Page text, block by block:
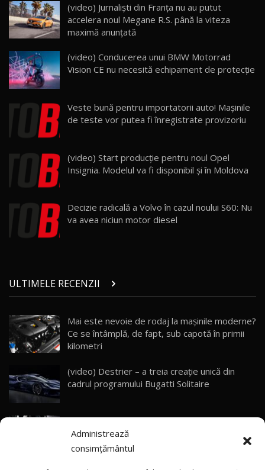
Administrează
consimțământul
22
Noua Mazda 6e / Test Drive AutoBlog.MD
26:59
23
Lynk & Co 01 / Test Drive AutoBlog.MD
25:19
ZEEKR 009: Cel mai Performant și Confortabil
Van Electric Testat în Moldova / AutoBlog.MD
26:38
mai Exclusiv și Puternic Defender Testat în
Moldova
32:21
AutoBlog.MD
10:57
28
Noul Geely Monjaro 2025! Mai ieftin și mai
dotat / Test Drive AutoBlog.MD
29
ZEEKR 9X - PRIMUL TEST DRIVE ÎN ROMÂNĂ!
CUM SE CONDUCE?
33:40
30
Primele impresii despre BYD Seal U DM-i,
Sealion 7 și Seal 5 DM-i / Test Drive
AutoBlog.MD
13:56
(video) Jurnalişti din Franţa nu au putut
accelera noul Megane R.S. până la viteza
maximă anunţată
(video) Conducerea unui BMW Motorrad
Vision CE nu necesită echipament de protecție
Veste bună pentru importatorii auto! Maşinile
de teste vor putea fi înregistrate provizoriu
(video) Start producţie pentru noul Opel
Insignia. Modelul va fi disponibil şi în Moldova
Decizie radicală a Volvo în cazul noului S60: Nu
va avea niciun motor diesel
ULTIMELE RECENZII
Mai este nevoie de rodaj la mașinile moderne?
Ce se întâmplă, de fapt, sub capotă în primii
kilometri
(video) Destrier – a treia creație unică din
cadrul programului Bugatti Solitaire
(video) SRT prezintă tehnologia eBoost Air
care elimină decalajul turbo